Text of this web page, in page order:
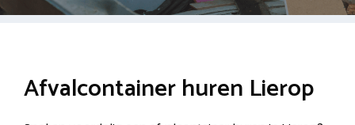
Afvalcontainer huren Lierop